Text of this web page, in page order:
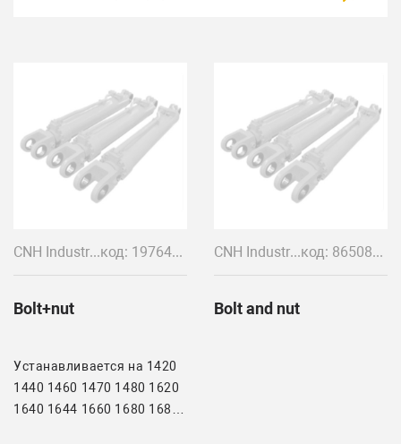
CNH Industrial код: 197643C1
Bolt+nut
Устанавливается на 1420
1440 1460 1470 1480 1620
1640 1644 1660 1680 1688
CNH Industrial код: 86508568+86505868
Bolt and nut